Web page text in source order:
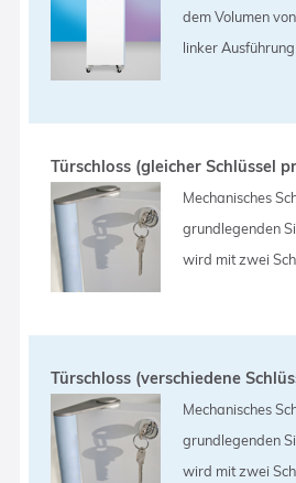
dem Volumen
linker
Türschloss (gleicher Schlüssel
Mechanisches
grundlegenden
wird mit zwei
Türschloss (verschiedene
Mechanisches
grundlegenden
wird mit zwei